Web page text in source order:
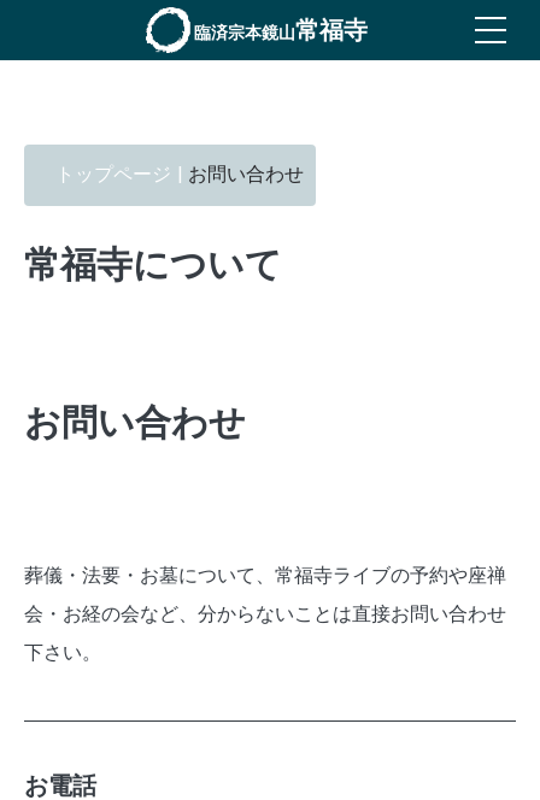
臨済宗本鏡山常福寺
トップページ | お問い合わせ
常福寺について
お問い合わせ
葬儀・法要・お墓について、常福寺ライブの予約や座禅
会・お経の会など、分からないことは直接お問い合わせ
下さい。
お電話